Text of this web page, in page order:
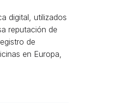
digital, utilizados
reputación de
de
en Europa,